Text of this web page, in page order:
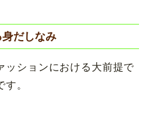
だしなみ
ッションにおける大前提で
。